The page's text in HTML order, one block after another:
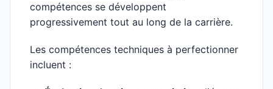
compétences se développent
progressivement tout au long de la carrière.
Les compétences techniques à perfectionner
incluent :